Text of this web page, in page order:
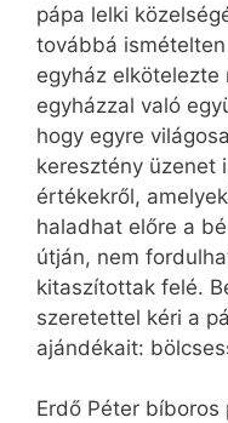
pápa lelki
továbbá
egyház
egyházzal való
hogy egyre
keresztény üzenet
értékekről,
haladhat előre a
útján, nem
kitaszítottak felé.
szeretettel kéri a
ajándékait:
Erdő Péter bíboros